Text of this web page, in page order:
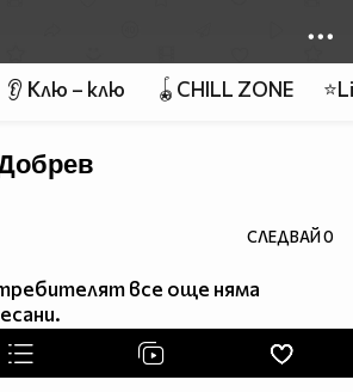
👂 Клю – клю 🪀CHILL ZONE
СЛЕДВАЙ0
все още няма